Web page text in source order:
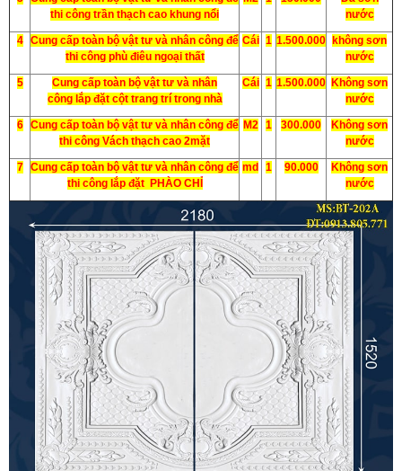
thi công trần thạch cao khung nổi
nước
4
Cung cấp toàn bộ vật tư và nhân công để
thi công phù điêu ngoại thất
Cái 1 1.500.000 không sơn
nước
5
Cung cấp toàn bộ vật tư và nhân
công lắp đặt cột trang trí trong nhà
Cái 1 1.500.000 Không sơn
nước
6
Cung cấp toàn bộ vật tư và nhân công để
thi công Vách thạch cao 2mặt
M2 1 300.000
Không sơn
nước
7
Cung cấp toàn bộ vật tư và nhân công để
thi công lắp đặt PHÀO CHỈ
md 1 90.000
Không sơn
nước